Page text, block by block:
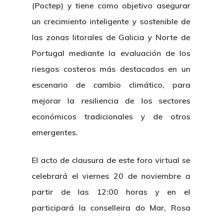
(Poctep) y tiene como objetivo asegurar
un crecimiento inteligente y sostenible de
las zonas litorales de Galicia y Norte de
Portugal mediante la evaluación de los
riesgos costeros más destacados en un
escenario de cambio climático, para
mejorar la resiliencia de los sectores
económicos tradicionales y de otros
emergentes.
El acto de clausura de este foro virtual se
celebrará el viernes 20 de noviembre a
partir de las 12:00 horas y en el
participará la conselleira do Mar, Rosa